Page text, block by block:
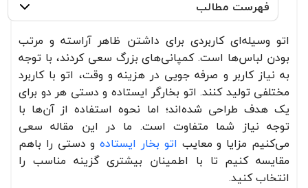
فهرست مطالب
اتو وسیله‌ای کاربردی برای داشتن ظاهر آراسته و مرتب
بودن لباس‌ها است. کمپانی‌های بزرگ سعی کردند، با توجه
به نیاز کاربر و صرفه جویی در هزینه و وقت، اتو با کاربرد
مختلفی تولید کنند. اتو بخارگر ایستاده و دستی هر دو برای
یک هدف طراحی شده‌اند؛ اما نحوه استفاده از آن‌ها با
توجه نیاز شما متفاوت است. ما در این مقاله سعی
می‌کنیم مزایا و معایب اتو بخار ایستادهو دستی را باهم
مقایسه کنیم تا با اطمینان بیشتری گزینه مناسب را
انتخاب کنید.